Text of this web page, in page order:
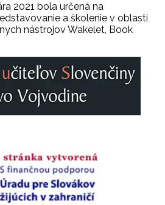
2021 bola určená na
a školenie v oblasti
nástrojov Wakelet, Book